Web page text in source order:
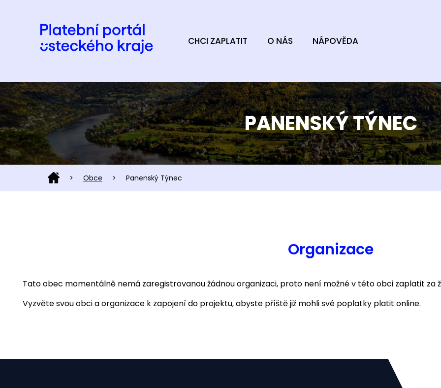
CHCI ZAPLATIT O NÁS NÁPOVĚDA
PANENSKÝ TÝNEC
> Obce > Panenský Týnec
Organizace
Tato obec momentálně nemá zaregistrovanou žádnou organizaci, proto není možné v této obci zaplatit za
Vyzvěte svou obci a organizace k zapojení do projektu, abyste příště již mohli své poplatky platit online.